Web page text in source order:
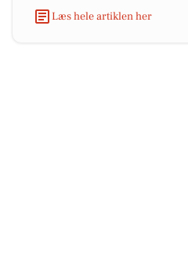
Læs hele artiklen her